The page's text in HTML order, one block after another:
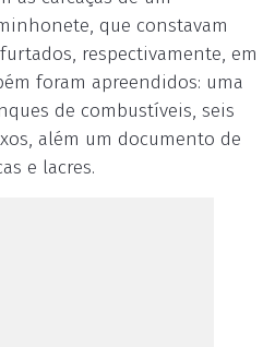
que constavam
respectivamente, em
foram apreendidos: uma
de combustíveis, seis
além um documento de
e lacres.